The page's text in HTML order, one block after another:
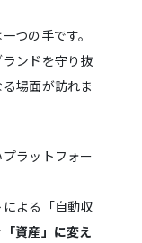
つの手です。
ンドを守り抜
場面が訪れま
ラットフォー
よる「自動収
資産」に変え